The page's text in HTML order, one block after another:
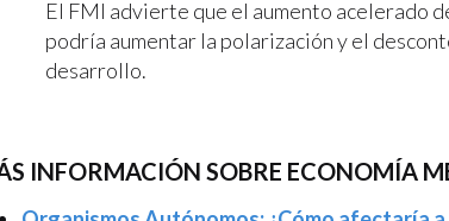
El FMI advierte que el aumento acelerado
podría aumentar la polarización y el
desarrollo.
INFORMACIÓN SOBRE ECONOMÍA